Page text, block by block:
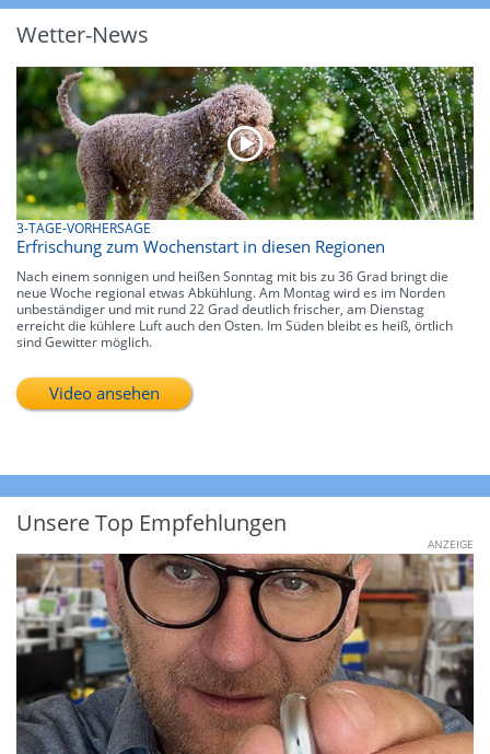
Wetter-News
3-TAGE-VORHERSAGE
Erfrischung zum Wochenstart in diesen Regionen
Nach einem sonnigen und heißen Sonntag mit bis zu 36 Grad bringt die
neue Woche regional etwas Abkühlung. Am Montag wird es im Norden
unbeständiger und mit rund 22 Grad deutlich frischer, am Dienstag
erreicht die kühlere Luft auch den Osten. Im Süden bleibt es heiß, örtlich
sind Gewitter möglich.
Video ansehen
Unsere Top Empfehlungen
ANZEIGE